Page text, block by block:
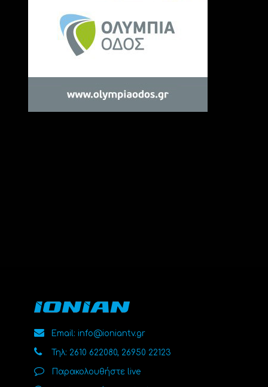
Email: info@ioniantv.gr
Τηλ: 2610 622080, 26950 22123
Παρακολουθήστε live